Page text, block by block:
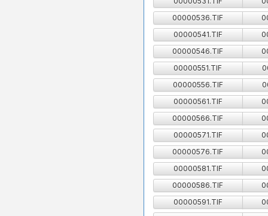
00000536.TIF
00000541.TIF
00000546.TIF
00000551.TIF
00000556.TIF
00000561.TIF
00000566.TIF
00000571.TIF
00000576.TIF
00000581.TIF
00000586.TIF
00000591.TIF